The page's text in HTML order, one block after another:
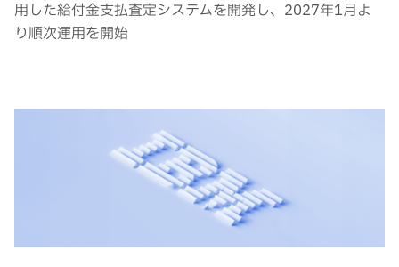
用した給付金支払査定システムを開発し、2027年1月よ
り順次運用を開始